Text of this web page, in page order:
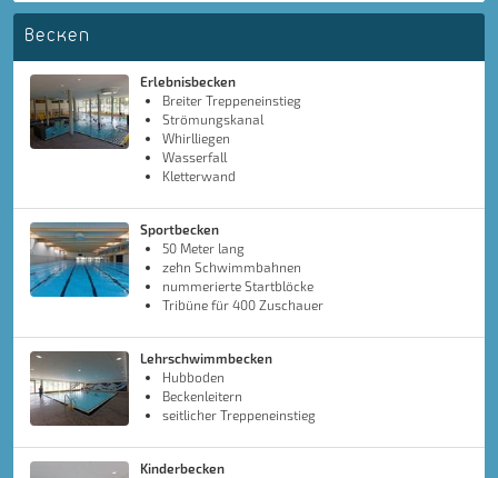
Becken
Erlebnisbecken
Breiter Treppeneinstieg
Strömungskanal
Whirlliegen
Wasserfall
Kletterwand
Sportbecken
50 Meter lang
zehn Schwimmbahnen
nummerierte Startblöcke
Tribüne für 400 Zuschauer
Lehrschwimmbecken
Hubboden
Beckenleitern
seitlicher Treppeneinstieg
Kinderbecken